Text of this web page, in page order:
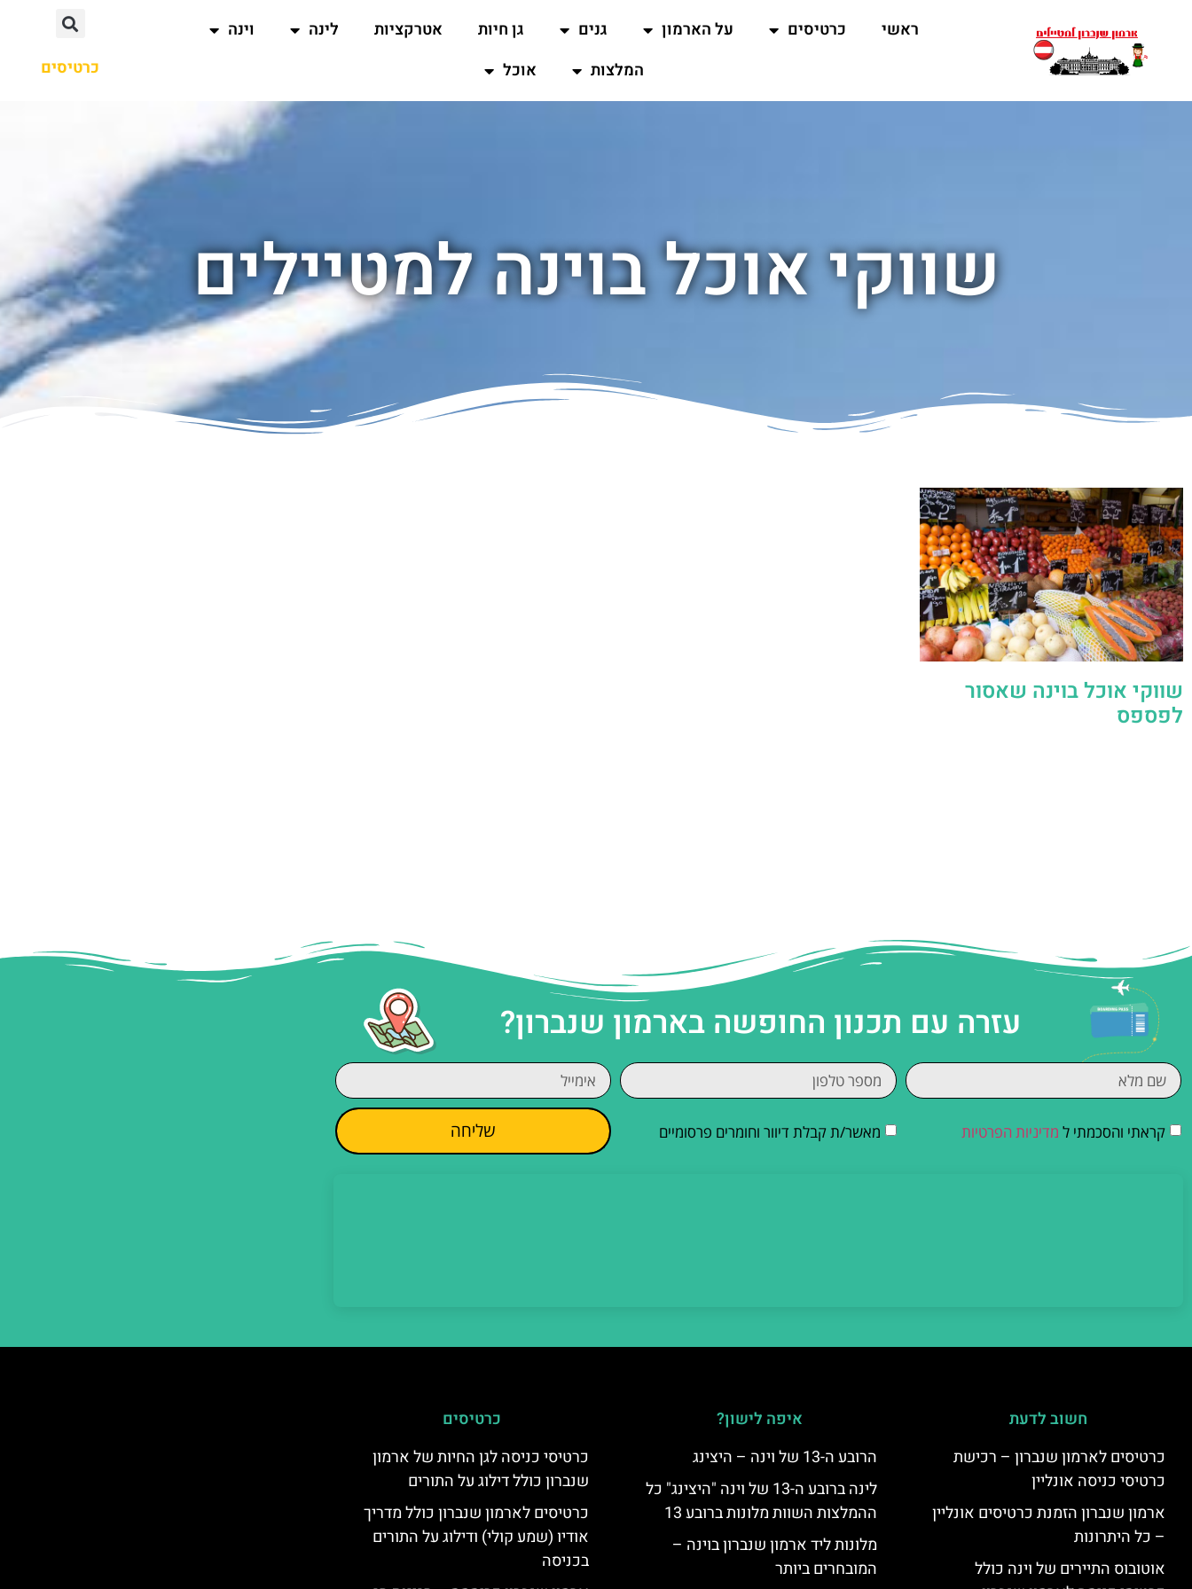
ראשי כרטיסים על הארמון גנים גן חיות אטרקציות לינה
וינה
המלצות
אוכל כרטיסים
שווקי אוכל בוינה למטיילים
שווקי אוכל בוינה שאסור
לפספס
עזרה עם תכנון החופשה בארמון שנברון?
קראתי והסכמתי ל מדיניות הפרטיות מאשר/ת קבלת דיוור וחומרים פרסומיים שליחה
חשוב לדעת
כרטיסים לארמון שנברון – רכישת
כרטיסי כניסה אונליין
ארמון שנברון הזמנת כרטיסים אונליין
– כל היתרונות
אוטובוס התיירים של וינה כולל
איפה לישון?
הרובע ה-13 של וינה – היצינג
לינה ברובע ה-13 של וינה "היצינג" כל
ההמלצות השוות מלונות ברובע 13
מלונות ליד ארמון שנברון בוינה –
המובחרים ביותר
כרטיסים
כרטיסי כניסה לגן החיות של ארמון
שנברון כולל דילוג על התורים
כרטיסים לארמון שנברון כולל מדריך
אודיו (שמע קולי) ודילוג על התורים
בכניסה